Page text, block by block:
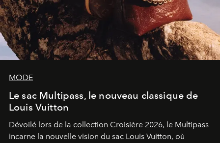
MODE
Le sac Multipass, le nouveau classique de
Louis Vuitton
Dévoilé lors de la collection Croisière 2026, le Multipass
incarne la nouvelle vision du sac Louis Vuitton, où